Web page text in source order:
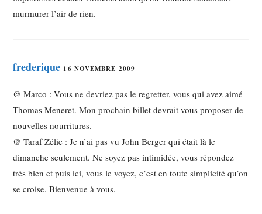
murmurer l’air de rien.
frederique 16 NOVEMBRE 2009
@ Marco : Vous ne devriez pas le regretter, vous qui avez aimé
Thomas Meneret. Mon prochain billet devrait vous proposer de
nouvelles nourritures.
@ Taraf Zélie : Je n’ai pas vu John Berger qui était là le
dimanche seulement. Ne soyez pas intimidée, vous répondez
trés bien et puis ici, vous le voyez, c’est en toute simplicité qu’on
se croise. Bienvenue à vous.